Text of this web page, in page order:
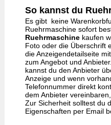
So kannst du
Es gibt keine
Ruehrmaschine sofort
Ruehrmaschinekaufen
Foto oder die Überschrift
die Anzeigendetailseite
zum Angebot und
kannst du den Anbieter
Anzeige und wenn
Telefonnummer direkt
dem Anbieter
Zur Sicherheit solltest du
Eigenschaften per Email